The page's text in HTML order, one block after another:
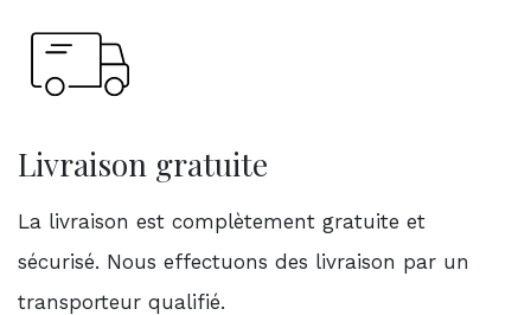
Livraison gratuite
La livraison est complètement gratuite et
sécurisé. Nous effectuons des livraison par un
transporteur qualifié.